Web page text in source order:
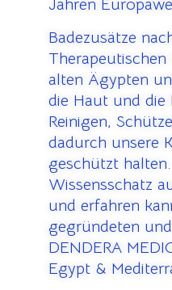
Jahren
Badezusätze
alten Ägypten
die Haut und die
Reinigen,
dadurch unsere
geschützt
Wissensschatz
und erfahren
gegründeten
DENDERA
Egypt &